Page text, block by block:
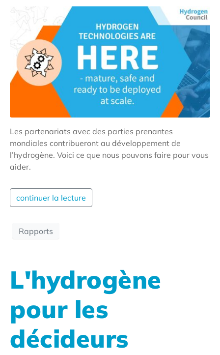
Les partenariats avec des parties prenantes
mondiales contribueront au développement de
l’hydrogène. Voici ce que nous pouvons faire pour vous
aider.
continuer la lecture
Rapports
L'hydrogène
pour les
décideurs